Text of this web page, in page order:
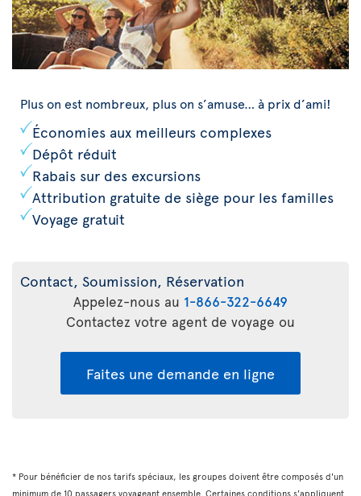
Plus on est nombreux, plus on s’amuse… à prix d’ami!
Économies aux meilleurs complexes
Dépôt réduit
Rabais sur des excursions
Attribution gratuite de siège pour les familles
Voyage gratuit
Contact, Soumission, Réservation
Appelez-nous au 1-866-322-6649
Contactez votre agent de voyage ou
Faites une demande en ligne
* Pour bénéficier de nos tarifs spéciaux, les groupes doivent être composés d'un
minimum de 10 passagers voyageant ensemble. Certaines conditions s'appliquent.